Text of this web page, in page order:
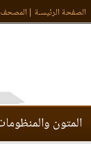
الصفحة الرئيسـة المصحف
المتون